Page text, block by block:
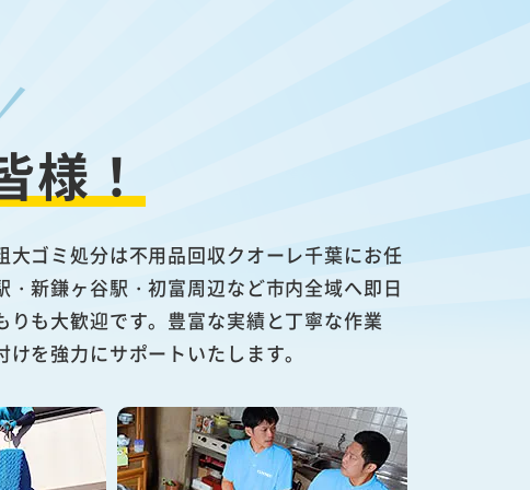
様！
大ゴミ処分は不用品回収クオーレ千葉にお任
・新鎌ヶ谷駅・初富周辺など市内全域へ即日
りも大歓迎です。豊富な実績と丁寧な作業
を強力にサポートいたします。